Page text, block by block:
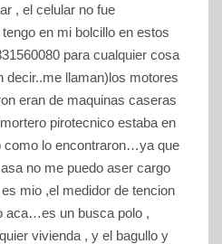
, el celular no fue
en mi bolcillo en estos
para cualquier cosa
decir..me llaman)los motores
eran de maquinas caseras
pirotecnico estaba en
como lo encontraron…ya que
no me puedo aser cargo
mio ,el medidor de tencion
aca…es un busca polo ,
vivienda , y el bagullo y